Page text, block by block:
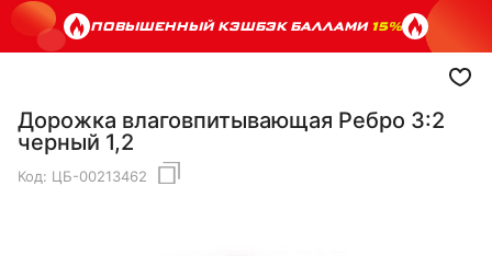
ПОВЫШЕННЫЙ КЭШБЭК БАЛЛАМИ15%
Дорожка влаговпитывающая Ребро 3:2
черный 1,2
Код: ЦБ-00213462